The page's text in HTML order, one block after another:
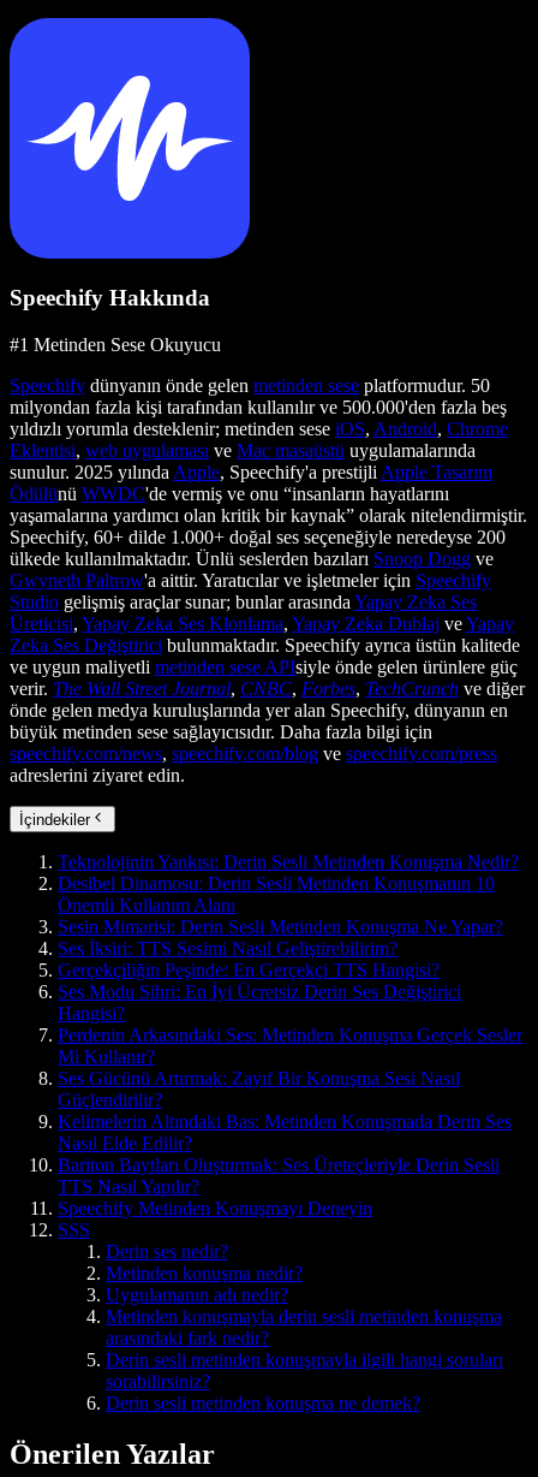
Speechify Hakkında
#1 Metinden Sese Okuyucu
Speechify dünyanın önde gelen metinden sese platformudur. 50
milyondan fazla kişi tarafından kullanılır ve 500.000'den fazla beş
yıldızlı yorumla desteklenir; metinden sese iOS, Android, Chrome
Eklentisi, web uygulaması ve Mac masaüstü uygulamalarında
sunulur. 2025 yılında Apple, Speechify'a prestijli Apple Tasarım
Ödülünü WWDC'de vermiş ve onu “insanların hayatlarını
yaşamalarına yardımcı olan kritik bir kaynak” olarak nitelendirmiştir.
Speechify, 60+ dilde 1.000+ doğal ses seçeneğiyle neredeyse 200
ülkede kullanılmaktadır. Ünlü seslerden bazıları Snoop Dogg ve
Gwyneth Paltrow'a aittir. Yaratıcılar ve işletmeler için Speechify
Studio gelişmiş araçlar sunar; bunlar arasında Yapay Zeka Ses
Üreticisi, Yapay Zeka Ses Klonlama, Yapay Zeka Dublaj veYapay
Zeka Ses Değiştirici bulunmaktadır. Speechify ayrıca üstün kalitede
ve uygun maliyetli metinden sese APIsiyle önde gelen ürünlere güç
verir. The Wall Street Journal, CNBC, Forbes, TechCrunch ve diğer
önde gelen medya kuruluşlarında yer alan Speechify, dünyanın en
büyük metinden sese sağlayıcısıdır. Daha fazla bilgi için
speechify.com/news, speechify.com/blog ve speechify.com/press
adreslerini ziyaret edin.
İçindekiler
Teknolojinin Yankısı: Derin Sesli Metinden Konuşma Nedir?
Desibel Dinamosu: Derin Sesli Metinden Konuşmanın 10
Önemli Kullanım Alanı
Sesin Mimarisi: Derin Sesli Metinden Konuşma Ne Yapar?
Ses İksiri: TTS Sesimi Nasıl Geliştirebilirim?
Gerçekçiliğin Peşinde: En Gerçekçi TTS Hangisi?
Ses Modu Sihri: En İyi Ücretsiz Derin Ses Değiştirici
Hangisi?
Perdenin Arkasındaki Ses: Metinden Konuşma Gerçek Sesler
Mi Kullanır?
Ses Gücünü Artırmak: Zayıf Bir Konuşma Sesi Nasıl
Güçlendirilir?
Kelimelerin Altındaki Bas: Metinden Konuşmada Derin Ses
Nasıl Elde Edilir?
Bariton Baytları Oluşturmak: Ses Üreteçleriyle Derin Sesli
TTS Nasıl Yapılır?
Speechify Metinden Konuşmayı Deneyin
SSS
Derin ses nedir?
Metinden konuşma nedir?
Uygulamanın adı nedir?
Metinden konuşmayla derin sesli metinden konuşma
arasındaki fark nedir?
Derin sesli metinden konuşmayla ilgili hangi soruları
sorabilirsiniz?
Derin sesli metinden konuşma ne demek?
Önerilen Yazılar